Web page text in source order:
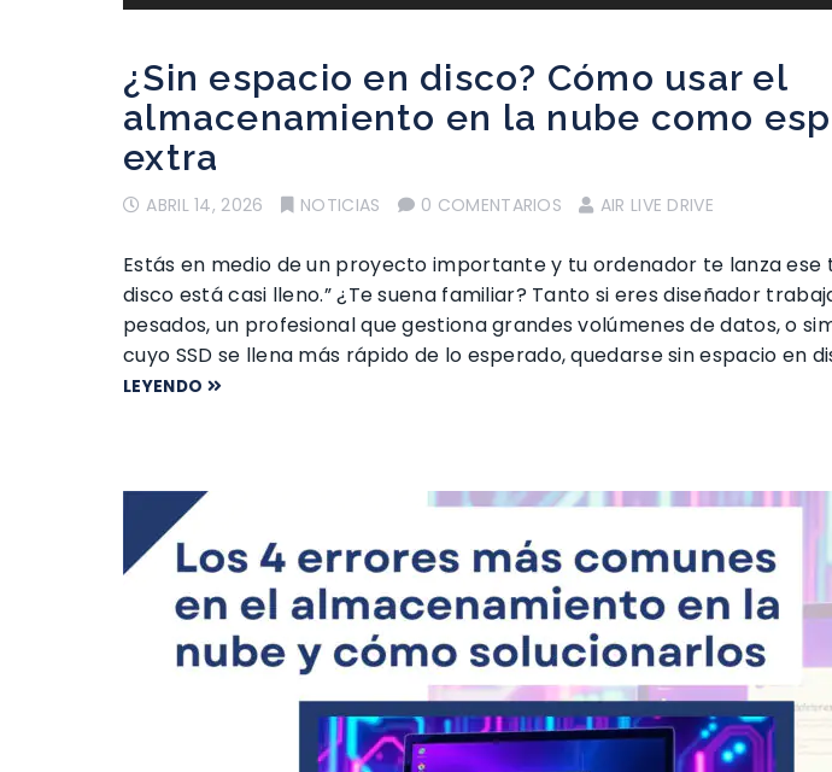
¿Sin espacio en disco? Cómo usar el
almacenamiento en la nube como
extra
ABRIL 14, 2026 NOTICIAS 0 COMENTARIOS AIR LIVE DRIVE
Estás en medio de un proyecto importante y tu ordenador te lanza ese
disco está casi lleno.” ¿Te suena familiar? Tanto si eres diseñador
pesados, un profesional que gestiona grandes volúmenes de datos, o
cuyo SSD se llena más rápido de lo esperado, quedarse sin espacio en
LEYENDO